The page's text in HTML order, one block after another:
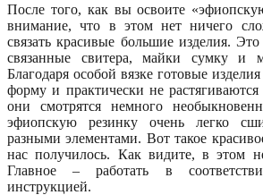
После того, как вы освоите
внимание, что в этом нет ничего
связать красивые большие изделия.
связанные свитера, майки сумку и
Благодаря особой вязке готовые
форму и практически не
они смотрятся немного
эфиопскую резинку очень легко
разными элементами. Вот такое
нас получилось. Как видите, в этом
Главное – работать в
инструкцией.